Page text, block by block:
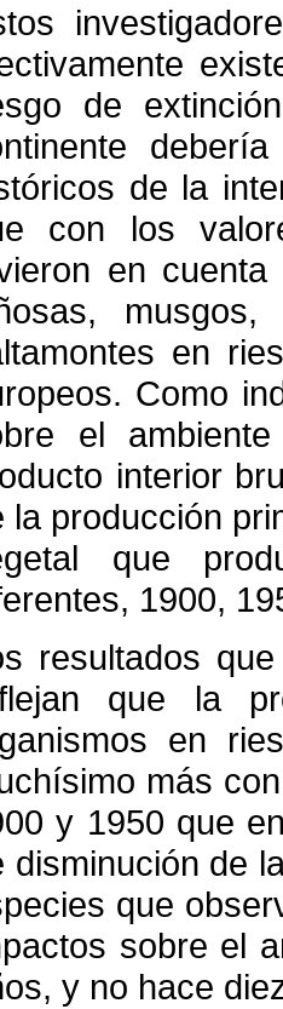
de
de la
con los
en
en
Como
el
interior
la producción
que
1900,
resultados
que la
en
más
y 1950 que
disminución de
que
sobre el
y no hace